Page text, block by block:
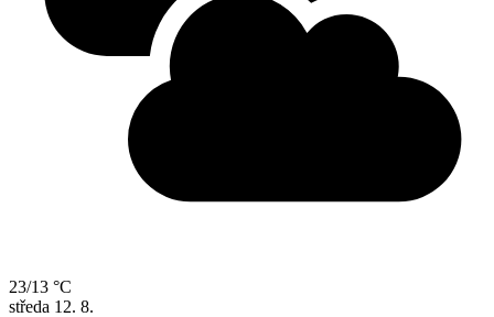
23/13 °C
středa 12. 8.